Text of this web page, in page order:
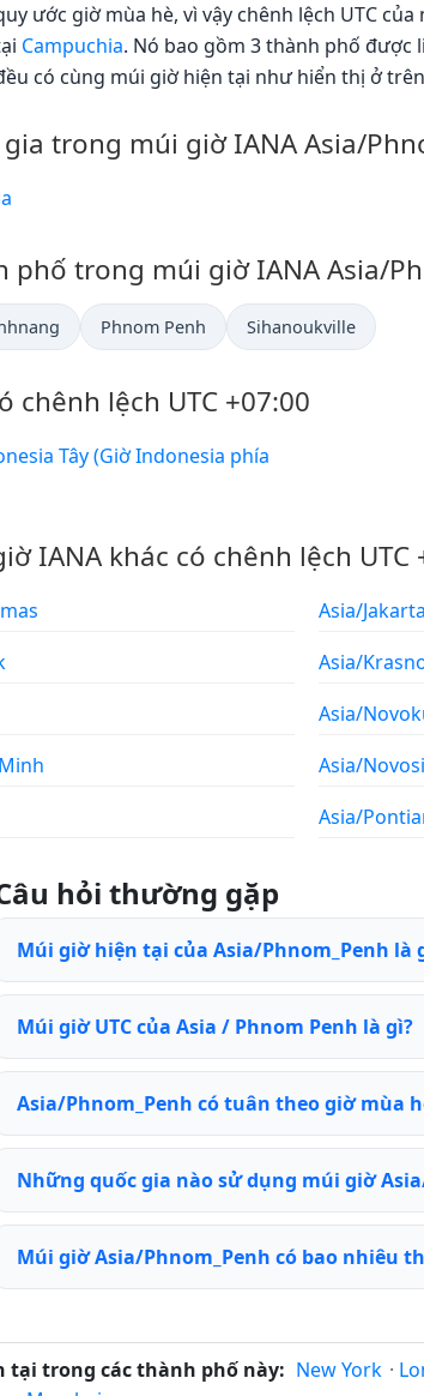
ước giờ mùa hè, vì vậy chênh lệch UTC
Campuchia. Nó bao gồm 3 thành phố được
có cùng múi giờ hiện tại như hiển thị ở
gia trong múi giờ IANA Asia/
phố trong múi giờ IANA Asia/
Phnom Penh Sihanoukville
chênh lệch UTC +07:00
IANA khác có chênh lệch UTC
Asia/Jakarta
Asia/
Asia/
Asia/
Asia/
hỏi thường gặp
Múi giờ hiện tại của Asia/Phnom_Penh là
Múi giờ UTC của Asia / Phnom Penh là gì?
Asia/Phnom_Penh có tuân theo giờ mùa
Những quốc gia nào sử dụng múi giờ
Múi giờ Asia/Phnom_Penh có bao nhiêu
tại trong các thành phố này: New York ·